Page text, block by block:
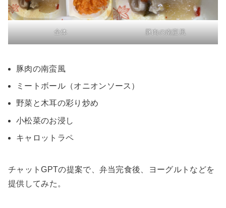
全体 豚肉の南蛮風
豚肉の南蛮風
ミートボール（オニオンソース）
野菜と木耳の彩り炒め
小松菜のお浸し
キャロットラペ
チャットGPTの提案で、弁当完食後、ヨーグルトなどを
提供してみた。